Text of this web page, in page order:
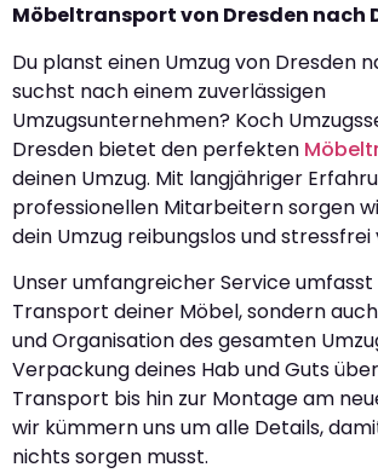
Möbeltransport von Dresden nach
Du planst einen Umzug von Dresden
suchst nach einem zuverlässigen
Umzugsunternehmen? Koch
Dresden bietet den perfekten
deinen Umzug. Mit langjähriger
professionellen Mitarbeitern sorgen
dein Umzug reibungslos und
Unser umfangreicher Service
Transport deiner Möbel, sondern
und Organisation des gesamten
Verpackung deines Hab und Guts
Transport bis hin zur Montage am
wir kümmern uns um alle Details,
nichts sorgen musst.